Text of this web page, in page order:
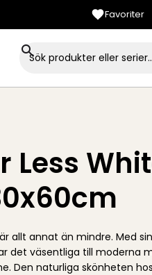
Favoriter
allt annat än mindre. Med
det väsentliga till moderna
Den naturliga skönheten